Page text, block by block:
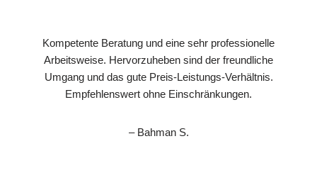
Kompetente Beratung und eine sehr professionelle
Arbeitsweise. Hervorzuheben sind der freundliche
Umgang und das gute Preis-Leistungs-Verhältnis.
Empfehlenswert ohne Einschränkungen.
– Bahman S.